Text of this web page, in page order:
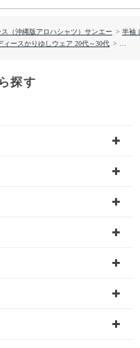
（沖縄版アロハシャツ）サンエー > 半袖
ィースかりゆしウェア 20代～30代 >
【送
探す